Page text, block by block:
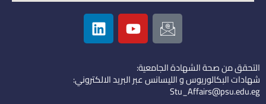
I
c
o
n
-
e
Y
o
u
u
b
L
i
n
e
d
التحقق من صحة الشهادة الجامعية:
شهادات البكالوريوس و الليسانس عبر البريد الالكتروني:
Stu_Affairs@psu.edu.eg